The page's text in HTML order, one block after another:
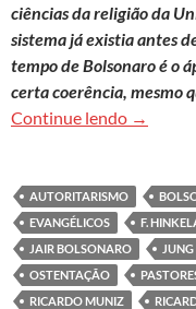
ciências da religião da
sistema já existia antes
tempo de Bolsonaro é o
certa coerência, mesmo
Continue lendo Jung
→
AUTORITARISMO
EVANGÉLICOS
F.
JAIR BOLSONARO
OSTENTAÇÃO
RICARDO MUNIZ